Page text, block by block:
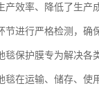
产效率、降低了生产
节进行严格检测，确
毯保护膜专为解决各
毯在运输、储存、使